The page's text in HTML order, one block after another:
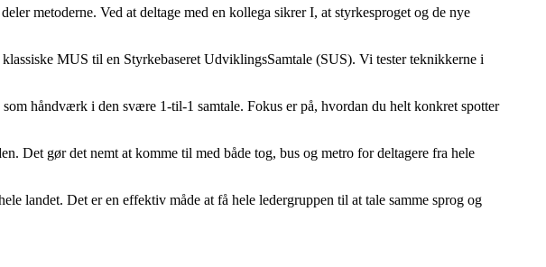
metoderne. Ved at deltage med en kollega sikrer I, at styrkesproget og de nye
MUS til en Styrkebaseret UdviklingsSamtale (SUS). Vi tester teknikkerne i
håndværk i den svære 1-til-1 samtale. Fokus er på, hvordan du helt konkret spotter
Det gør det nemt at komme til med både tog, bus og metro for deltagere fra hele
landet. Det er en effektiv måde at få hele ledergruppen til at tale samme sprog og